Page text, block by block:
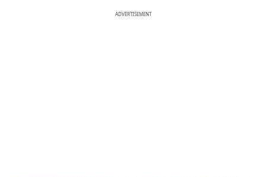
ADVERTISEMENT